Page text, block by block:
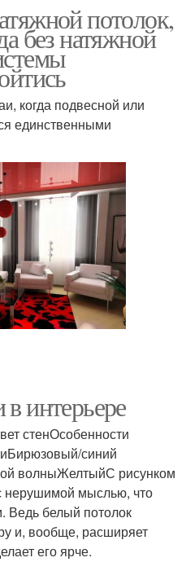
потолок,
без натяжной
когда подвесной или
единственными
интерьере
стенОсобенности
синий
волныЖелтыйС рисунком
нерушимой мыслью, что
Ведь белый потолок
и, вообще, расширяет
его ярче.